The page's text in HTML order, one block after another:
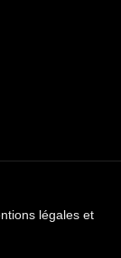
légales et